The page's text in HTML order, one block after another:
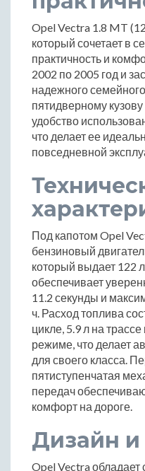
Opel Vectra 1.8 MT
который сочетает в
практичность и
2002 по 2005 год и
надежного
пятидверному
удобство
что делает ее
повседневной
Под капотом Opel
бензиновый
который выдает 122
обеспечивает
11.2 секунды и
ч. Расход топлива
цикле, 5.9 л на
режиме, что делает
для своего класса.
пятиступенчатая
передач
комфорт на дороге.
Дизайн и
Opel Vectra